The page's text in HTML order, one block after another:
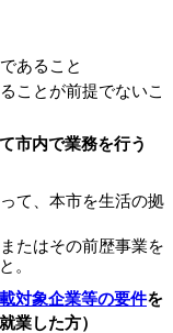
あること
ことが前提でないこ
市内で業務を行う
て、本市を生活の拠
たはその前歴事業を
。
対象企業等の要件を
業した方）